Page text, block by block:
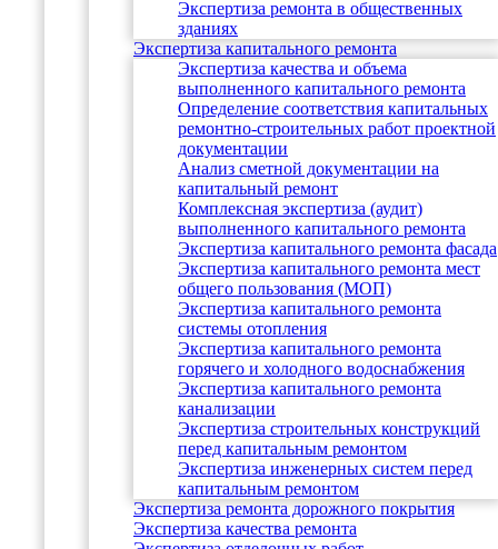
Экспертиза ремонта в общественных
зданиях
Экспертиза капитального ремонта
Экспертиза качества и объема
выполненного капитального ремонта
Определение соответствия капитальных
ремонтно-строительных работ проектной
документации
Анализ сметной документации на
капитальный ремонт
Комплексная экспертиза (аудит)
выполненного капитального ремонта
Экспертиза капитального ремонта фасада
Экспертиза капитального ремонта мест
общего пользования (МОП)
Экспертиза капитального ремонта
системы отопления
Экспертиза капитального ремонта
горячего и холодного водоснабжения
Экспертиза капитального ремонта
канализации
Экспертиза строительных конструкций
перед капитальным ремонтом
Экспертиза инженерных систем перед
капитальным ремонтом
Экспертиза ремонта дорожного покрытия
Экспертиза качества ремонта